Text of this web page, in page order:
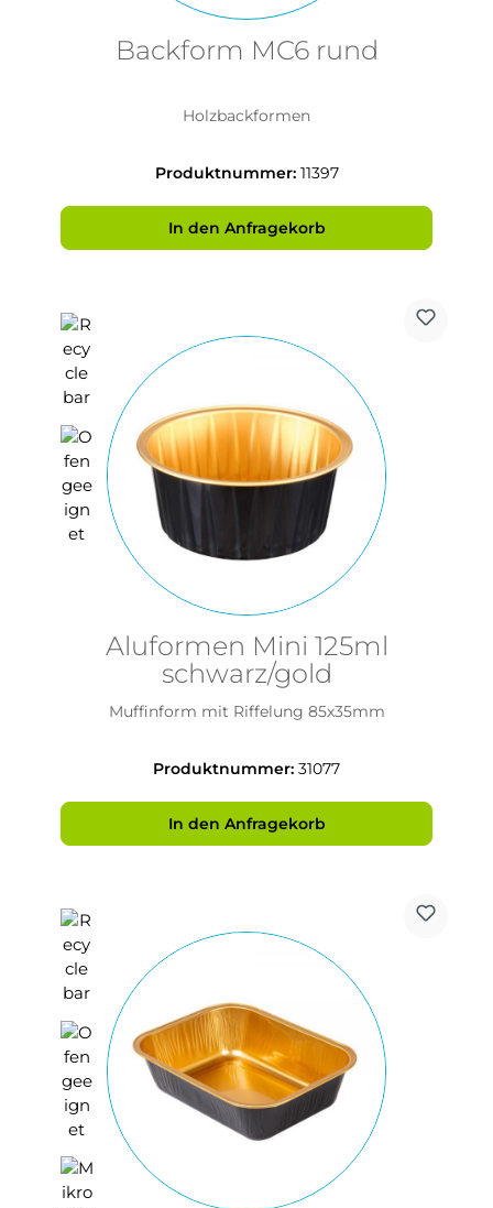
Backform MC6 rund
Holzbackformen
Produktnummer: 11397
In den Anfragekorb
Aluformen Mini 125ml
schwarz/gold
Muffinform mit Riffelung 85x35mm
Produktnummer: 31077
In den Anfragekorb